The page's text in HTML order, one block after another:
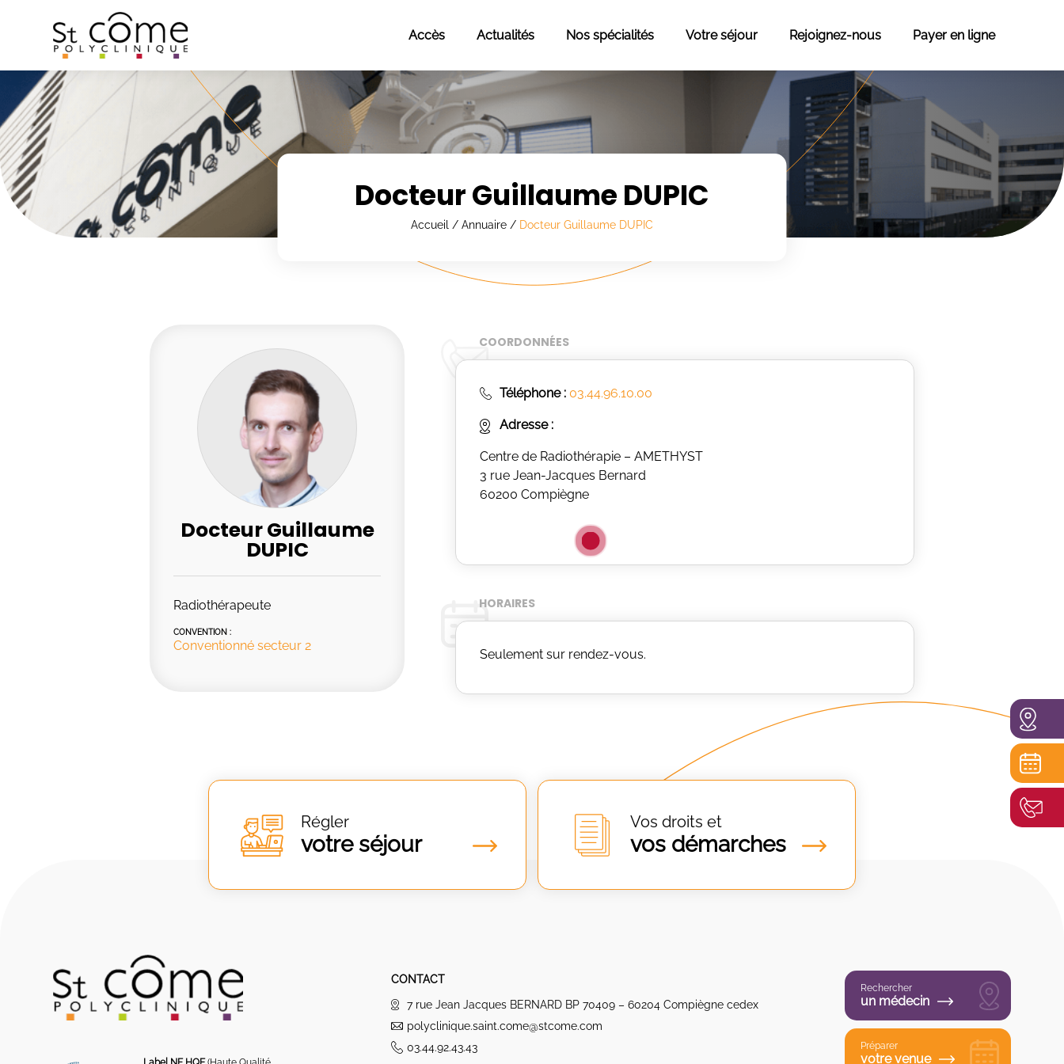
Accès Actualités Nos spécialités Votre séjour Rejoignez-nous Payer en ligne
Docteur Guillaume DUPIC
Accueil / Annuaire / Docteur Guillaume DUPIC
Docteur Guillaume
DUPIC
Radiothérapeute
CONVENTION :
Conventionné secteur 2
COORDONNÉES
Téléphone : 03.44.96.10.00
Adresse :
Centre de Radiothérapie – AMETHYST
3 rue Jean-Jacques Bernard
60200 Compiègne
HORAIRES
Seulement sur rendez-vous.
Régler
votre séjour
Vos droits et
vos démarches
CONTACT
7 rue Jean Jacques BERNARD BP 70409 – 60204 Compiègne cedex
polyclinique.saint.come@stcome.com
03.44.92.43.43
Rechercher
un médecin
Préparer
votre venue